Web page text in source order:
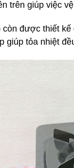
trên giúp việc
còn được thiết
giúp tỏa nhiệt